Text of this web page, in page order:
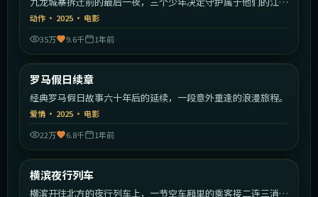
湖。
动作 · 2025 · 电影
35万
9.6千 1年前
最新
罗马假日续章
经典罗马假日故事六十年后的延续，一段意外重逢的浪漫旅程。
爱情 · 2025 · 电影
22万
6.8千 1年前
最新
横滨夜行列车
横滨开往北方的夜行列车上，一节空车厢里的乘客接二连三消